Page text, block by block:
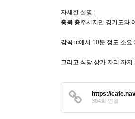
자세한 설명 :
충북 충주시지만 경기도와
감곡 ic에서 10분 정도 소
그리고 식당 상가 자리 까
https://
304회 연결